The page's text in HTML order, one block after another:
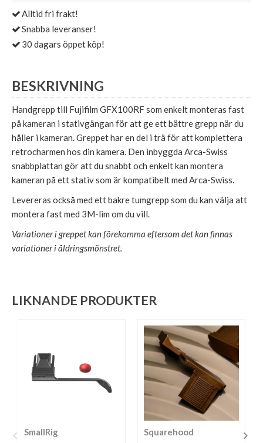
Alltid fri frakt!
Snabba leveranser!
30 dagars öppet köp!
BESKRIVNING
Handgrepp till Fujifilm GFX100RF som enkelt monteras fast
på kameran i stativgängan för att ge ett bättre grepp när du
håller i kameran. Greppet har en del i trä för att komplettera
retrocharmen hos din kamera. Den inbyggda Arca-Swiss
snabbplattan gör att du snabbt och enkelt kan montera
kameran på ett stativ som är kompatibelt med Arca-Swiss.
Levereras också med ett bakre tumgrepp som du kan välja att
montera fast med 3M-lim om du vill.
Variationer i greppet kan förekomma eftersom det kan finnas
variationer i åldringsmönstret.
LIKNANDE PRODUKTER
SmallRig Squarehood